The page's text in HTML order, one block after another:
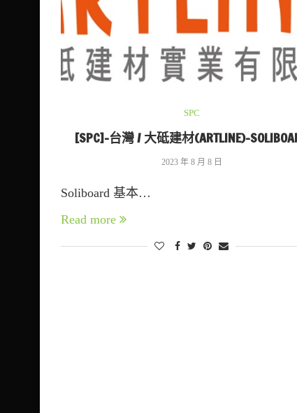
SPC
[SPC]-台灣 / 大砥建材(ARTLINE)-
2023 年 8 月 8 日
Soliboard 基本…
Read more